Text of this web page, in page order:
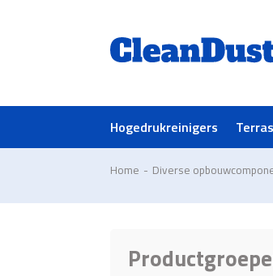
Hogedrukreinigers
Home - Diverse